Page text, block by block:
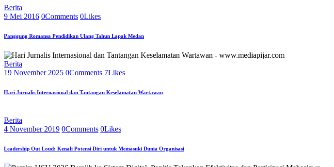
Berita
9 Mei 2016 0Comments 0Likes
Panggung Romansa Pendidikan Ulang Tahun Lapak Medan
Berita
19 November 2025 0Comments 7Likes
Hari Jurnalis Internasional dan Tantangan Keselamatan Wartawan
Berita
4 November 2019 0Comments 0Likes
Leadership Out Loud: Kenali Potensi Diri untuk Memasuki Dunia Organisasi